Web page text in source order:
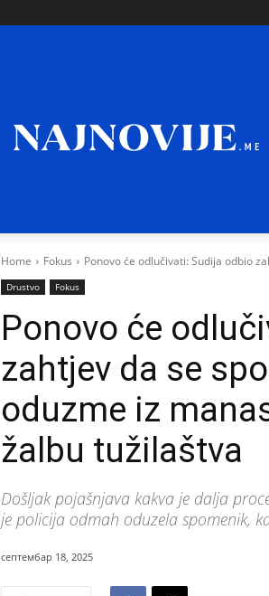
Home Fokus Ponovo će odlučivati: Sudija odbio
Drustvo Fokus
Ponovo će
zahtjev da se
oduzme iz
žalbu tužilaštva
Došljak pojašnjava kakva je dalja
je policija odmah oduzela spomenik,
септембар 18, 2025